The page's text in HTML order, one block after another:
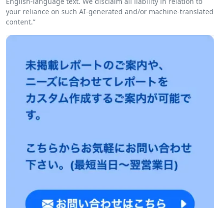
your reliance on such AI-generated and/or machine-translated
content.”